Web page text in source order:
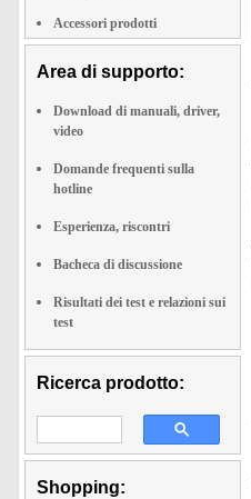
Accessori prodotti
Area di supporto:
Download di manuali, driver,
video
Domande frequenti sulla
hotline
Esperienza, riscontri
Bacheca di discussione
Risultati dei test e relazioni sui
test
Ricerca prodotto:
Shopping: